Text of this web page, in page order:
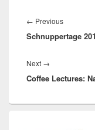
← PreviousPrevious
post:
Schnuppertage
Next →
post:
Coffee Lectures: